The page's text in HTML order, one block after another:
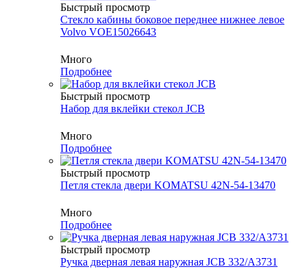
Быстрый просмотр
Cтекло кабины боковое переднее нижнее левое
Volvo VOE15026643
Много
Подробнее
Быстрый просмотр
Набор для вклейки стекол JCB
Много
Подробнее
Быстрый просмотр
Петля стекла двери KOMATSU 42N-54-13470
Много
Подробнее
Быстрый просмотр
Ручка дверная левая наружная JCB 332/A3731